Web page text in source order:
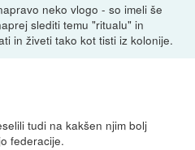
neko vlogo - so imeli še
slediti temu "ritualu" in
in živeti tako kot tisti iz kolonije.
tudi na kakšen njim bolj
federacije.